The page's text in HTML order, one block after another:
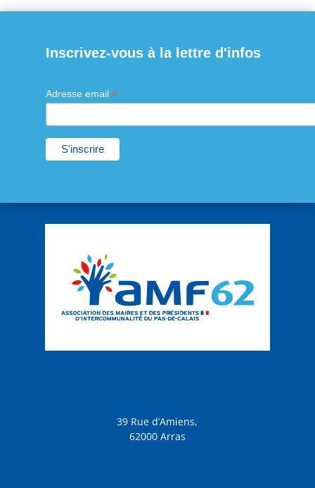
Inscrivez-vous à la lettre d'infos
Adresse email *
39 Rue d’Amiens,
62000 Arras